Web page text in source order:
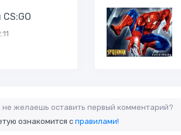
не желаешь оставить первый комментарий?
ознакомится справилами!